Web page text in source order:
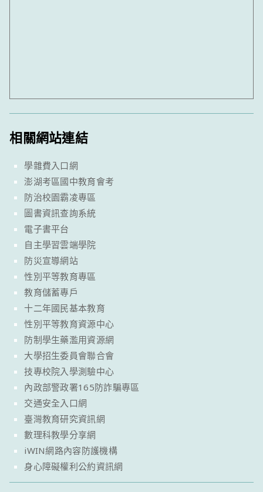
相關網站連結
學雜費入口網
澎湖考區國中教育會考
防治校園霸凌專區
圖書資訊查詢系統
電子書平台
自主學習雲端學院
防災宣導網站
性別平等教育專區
教育儲蓄專戶
十二年國民基本教育
性別平等教育資源中心
防制學生藥濫用資源網
大學招生委員會聯合會
技專校院入學測驗中心
內政部警政署165防詐騙專區
交通安全入口網
臺灣教育研究資訊網
數理科教學分享網
iWIN網路內容防護機構
身心障礙權利公約資訊網